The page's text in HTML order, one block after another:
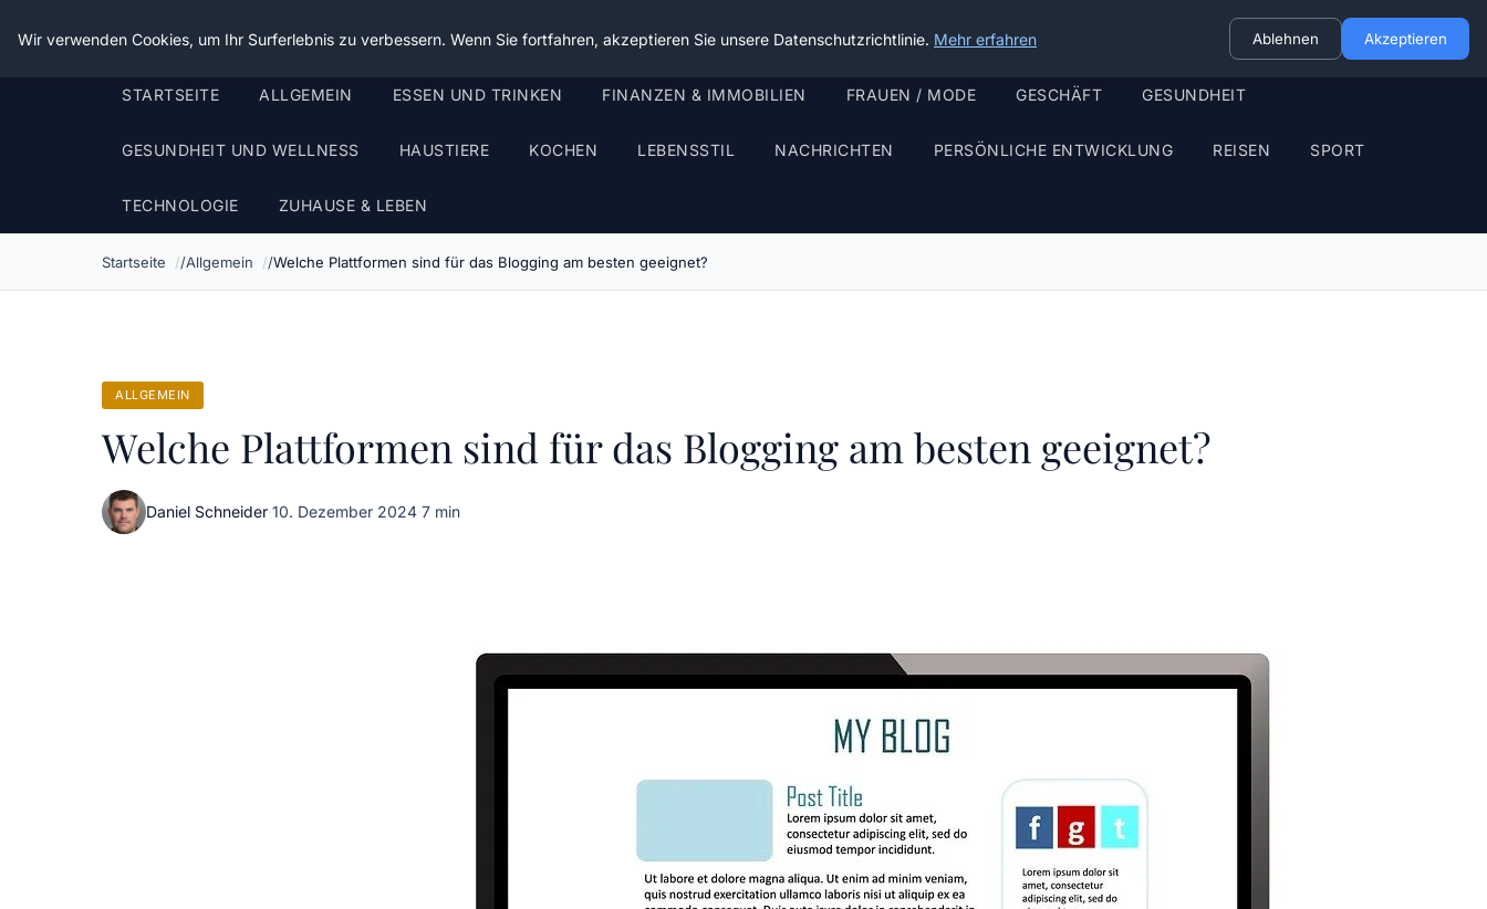
Die Schnitter
STARTSEITE ALLGEMEIN ESSEN UND TRINKEN FINANZEN & IMMOBILIEN FRAUEN / MODE GESCHÄFT GESUNDHEIT
GESUNDHEIT UND WELLNESS HAUSTIERE KOCHEN LEBENSSTIL NACHRICHTEN PERSÖNLICHE ENTWICKLUNG REISEN SPORT
TECHNOLOGIE ZUHAUSE & LEBEN
Startseite Allgemein Welche Plattformen sind für das Blogging am besten geeignet?
ALLGEMEIN
Welche Plattformen sind für das Blogging am besten geeignet?
Daniel Schneider·10. Dezember 2024·7 min
Wir verwenden Cookies, um Ihr Surferlebnis zu verbessern. Wenn Sie fortfahren, akzeptieren Sie unsere Datenschutzrichtlinie. Mehr erfahren Ablehnen Akzeptieren